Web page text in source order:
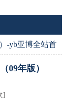
-yb亚博全站首
09年版）
]